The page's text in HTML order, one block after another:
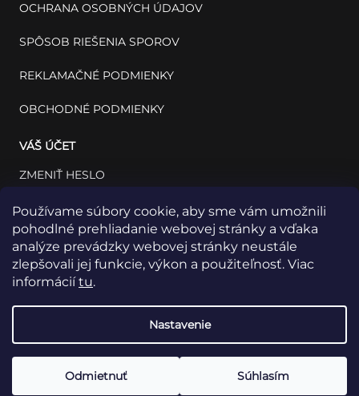
Používame súbory cookie, aby sme vám umožnili
pohodlné prehliadanie webovej stránky a vďaka
analýze prevádzky webovej stránky neustále
zlepšovali jej funkcie, výkon a použiteľnosť. Viac
informáciítu.
Nastavenie
Odmietnuť Súhlasím
OCHRANA OSOBNÝCH ÚDAJOV
SPÔSOB RIEŠENIA SPOROV
REKLAMAČNÉ PODMIENKY
OBCHODNÉ PODMIENKY
VÁŠ ÚČET
ZMENIŤ HESLO
VÁŠ PROFIL
VAŠE OBJEDNÁVKY